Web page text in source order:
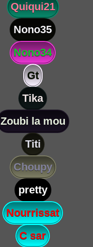
Quiqui21
Nono35
Nono34
Gt
Tika
Zoubi la mou
Titi
Choupy
pretty
Nourrissat
C sar